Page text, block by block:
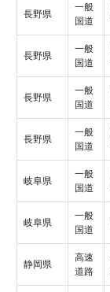
長野県
一般
国道
長野県
一般
国道
長野県
一般
国道
長野県
一般
国道
岐阜県
一般
国道
岐阜県
一般
国道
静岡県
高速
道路